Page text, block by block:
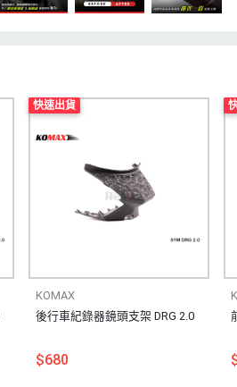
快速出貨
KOMAX
後行車紀錄器鏡頭支架 DRG 2.0
$680